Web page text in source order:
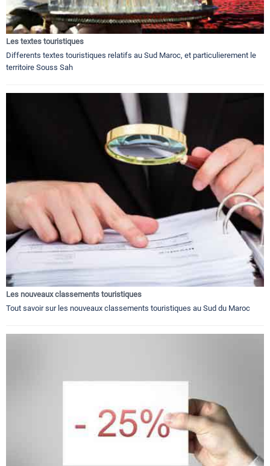
Les textes touristiques
Differents textes touristiques relatifs au Sud Maroc, et particulierement le
territoire Souss Sah
Les nouveaux classements touristiques
Tout savoir sur les nouveaux classements touristiques au Sud du Maroc